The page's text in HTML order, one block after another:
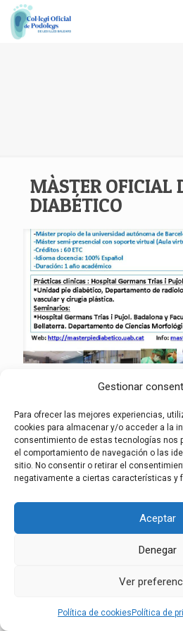
Gestionar
Para ofrecer las mejores experiencias,
cookies para almacenar y/o acceder a la
consentimiento de estas tecnologías nos
el comportamiento de navegación o las
sitio. No consentir o retirar el
negativamente a ciertas características y
Aceptar
Denegar
Ver
Política de cookies Política de
MÀSTER OFICIAL
DIABÉTICO
política de